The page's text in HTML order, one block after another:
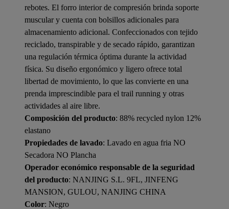
rebotes. El forro interior de compresión brinda soporte
muscular y cuenta con bolsillos adicionales para
almacenamiento adicional. Confeccionados con tejido
reciclado, transpirable y de secado rápido, garantizan
una regulación térmica óptima durante la actividad
física. Su diseño ergonómico y ligero ofrece total
libertad de movimiento, lo que las convierte en una
prenda imprescindible para el trail running y otras
actividades al aire libre.
Composición del producto: 88% recycled nylon 12%
elastano
Propiedades de lavado: Lavado en agua fria NO
Secadora NO Plancha
Operador económico responsable de la seguridad
del producto: NANJING S.L. 9FL, JINFENG
MANSION, GULOU, NANJING CHINA
Color: Negro